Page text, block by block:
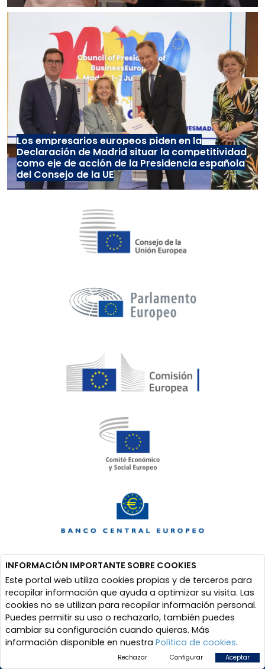
Los empresarios europeos piden en la
Declaración de Madrid situar la competitividad
como eje de acción de la Presidencia española
del Consejo de la UE
INFORMACIÓN IMPORTANTE SOBRE COOKIES
Este portal web utiliza cookies propias y de terceros para
recopilar información que ayuda a optimizar su visita. Las
cookies no se utilizan para recopilar información personal.
Puedes permitir su uso o rechazarlo, también puedes
cambiar su configuración cuando quieras. Más
información disponible en nuestra Política de cookies.
Rechazar Configurar Aceptar